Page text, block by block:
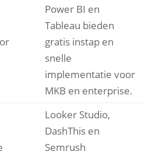
Power BI en
Tableau bieden
gratis instap en
snelle
implementatie voor
MKB en enterprise.
Looker Studio,
DashThis en
Semrush